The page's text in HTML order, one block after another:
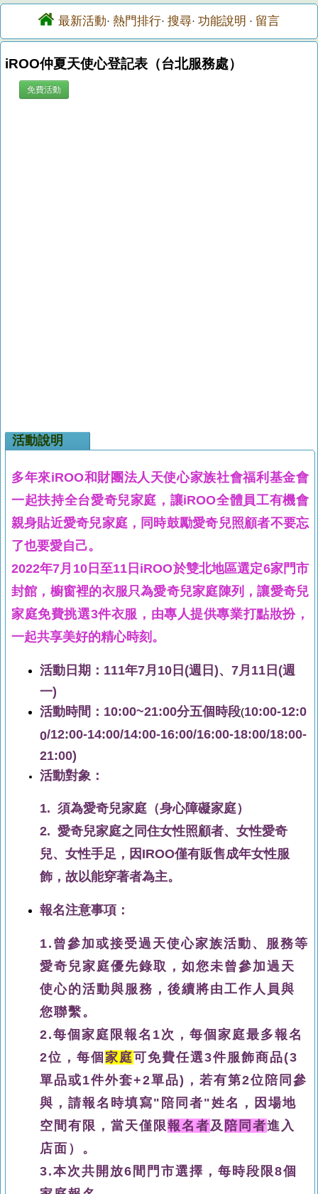
最新活動· 熱門排行· 搜尋· 功能說明 · 留言
iROO仲夏天使心登記表（台北服務處）
免費活動
活動說明
多年來iROO和財團法人天使心家族社會福利基金會
一起扶持全台愛奇兒家庭，讓iROO全體員工有機會
親身貼近愛奇兒家庭，同時鼓勵愛奇兒照顧者不要忘
了也要愛自己。
2022年7月10日至11日iROO於雙北地區選定6家門市
封館，櫥窗裡的衣服只為愛奇兒家庭陳列，讓愛奇兒
家庭免費挑選3件衣服，由專人提供專業打點妝扮，
一起共享美好的精心時刻。
活動日期：111年7月10日(週日)、7月11日(週
一)
活動時間：10:00~21:00分五個時段(10:00-12:0
0/12:00-14:00/14:00-16:00/16:00-18:00/18:00-
21:00)
活動對象：
1. 須為愛奇兒家庭 （身心障礙家庭）
2. 愛奇兒家庭之同住女性照顧者、 女性愛奇
兒、女性手足，因IROO僅有販售成年女性服
飾，故以能穿著者為主。
報名注意事項：
1. 曾參加或接受過天使心家族活動、服務等
愛奇兒家庭優先錄取，如您未曾參加過天
使心的活動與服務，後續將由工作人員與
您聯繫。
2.每個家庭限報名1次，每個家庭最多報名
2位， 每個 家庭可免費任選3件服飾商品(3
單品或1件外套+2單品) ，若有第2位陪同參
與，請報名時填寫"陪同者"姓名，因場地
空間有限，當天僅限報名者及 陪同者進入
店面）。
3.本次共開放6間門市選擇， 每時段限8個